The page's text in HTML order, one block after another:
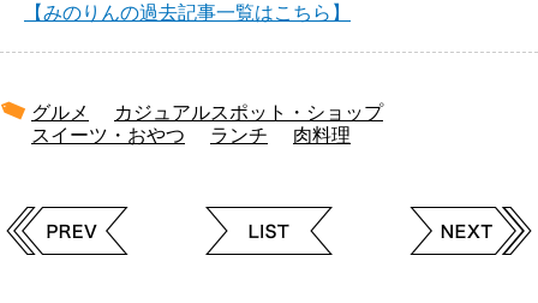
【みのりんの過去記事一覧はこちら】
グルメ
カジュアルスポット・ショップ
スイーツ・おやつ
ランチ 肉料理